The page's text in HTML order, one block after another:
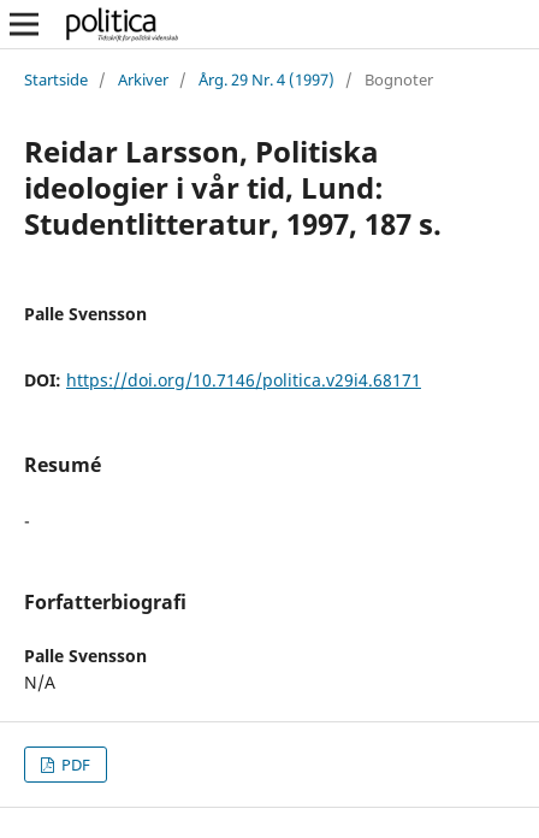
Startside / Arkiver / Årg. 29 Nr. 4 (1997) / Bognoter
Reidar Larsson, Politiska
ideologier i vår tid, Lund:
Studentlitteratur, 1997, 187 s.
Palle Svensson
DOI: https://doi.org/10.7146/politica.v29i4.68171
Resumé
-
Forfatterbiografi
Palle Svensson
N/A
PDF